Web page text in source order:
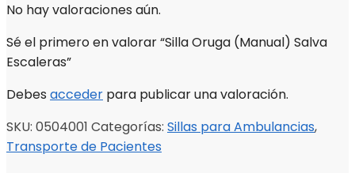
No hay valoraciones aún.
Sé el primero en valorar “Silla Oruga (Manual) Salva
Escaleras”
Debes acceder para publicar una valoración.
SKU: 0504001 Categorías: Sillas para Ambulancias,
Transporte de Pacientes